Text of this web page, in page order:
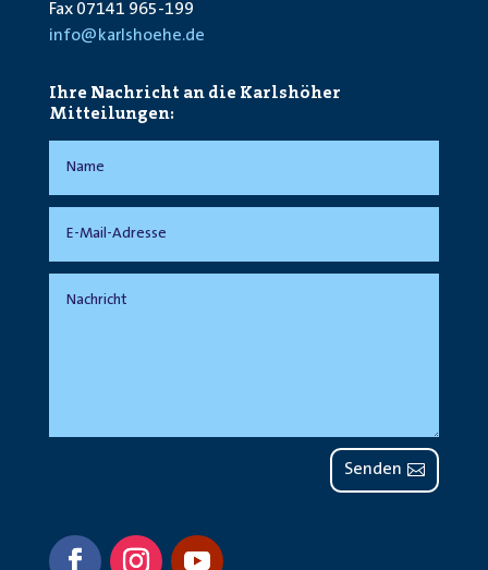
Fax 07141 965-199
info@karlshoehe.de
Ihre Nachricht an die Karlshöher
Mitteilungen:
Senden